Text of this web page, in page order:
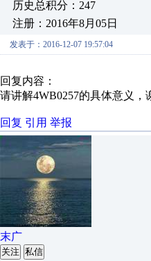
历史总积分：247
注册：2016年8月05日
发表于：2016-12-07 19:57:04
回复内容：
请讲解4WB0257的具体意义，
回复 引用 举报
末广
关注 私信